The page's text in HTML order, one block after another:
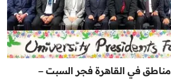
انقطاع المياه عن 10 مناطق في القاهرة فجر السبت –